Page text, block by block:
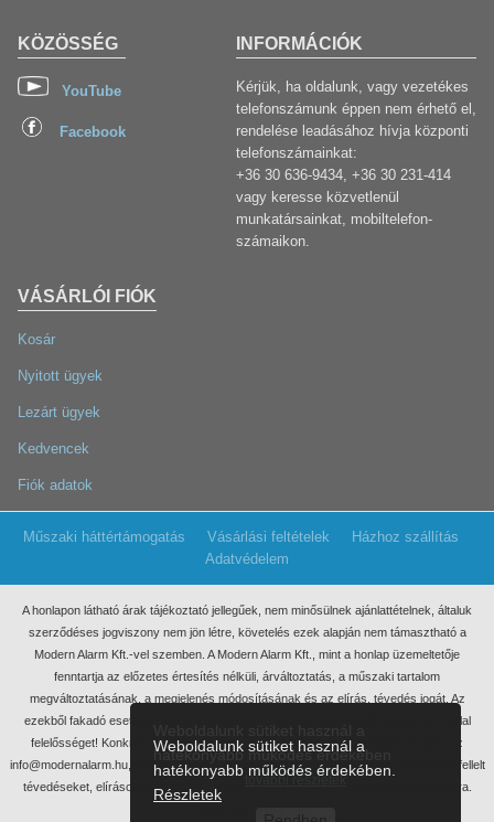
VÁSÁRLÓI FIÓK
Kosár
Nyitott ügyek
Lezárt ügyek
Kedvencek
Fiók adatok
KÖZÖSSÉG
YouTube
Facebook
INFORMÁCIÓK
Kérjük, ha oldalunk, vagy vezetékes
telefonszámunk éppen nem érhető el,
rendelése leadásához hívja központi
telefonszámainkat:
+36 30 636-9434, +36 30 231-414
vagy keresse közvetlenül
munkatársainkat, mobiltelefon-
számaikon.
Műszaki háttértámogatás Vásárlási feltételek
Házhoz szállítás
Adatvédelem
A honlapon látható árak tájékoztató jellegűek, nem minősülnek ajánlattételnek, általuk
szerződéses jogviszony nem jön létre, követelés ezek alapján nem támasztható a
Modern Alarm Kft.-vel szemben. A Modern Alarm Kft., mint a honlap üzemeltetője
fenntartja az előzetes értesítés nélküli, árváltoztatás, a műszaki tartalom
megváltoztatásának, a megjelenés módosításának és az elírás, tévedés jogát. Az
ezekből fakadó esetleges elmaradt haszonért, anyagi, vagy egyéb kárért nem vállal
felelősséget! Konkrét ajánlatkérés miatt kérjük, keressen meg minket írásban, az
info@modernalarm.hu, vagy a rendeles@modernalarm.hu e-mail címen. A honlapon fellelt
tévedéseket, elírásokat az info@modernalarm.hu e-mail címen jelezheti számunkra.
hatékonyabb működés érdekében
további részletek
Weboldalunk sütiket használ a
hatékonyabb működés érdekében.
Részletek